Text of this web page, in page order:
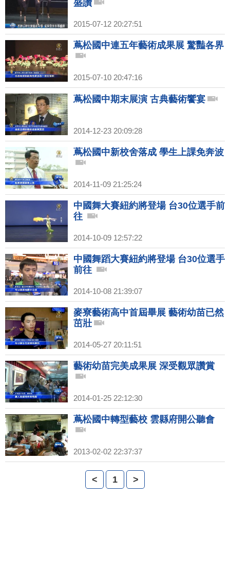
盛讚
2015-07-12 20:27:51
蔦松國中連五年藝術成果展 驚豔各界
2015-07-10 20:47:16
蔦松國中期末展演 古典藝術饗宴
2014-12-23 20:09:28
蔦松國中新校舍落成 學生上課免奔波
2014-11-09 21:25:24
中國舞大賽紐約將登場 台30位選手前
往
2014-10-09 12:57:22
中國舞蹈大賽紐約將登場 台30位選手
前往
2014-10-08 21:39:07
麥寮藝術高中首屆畢展 藝術幼苗已然
茁壯
2014-05-27 20:11:51
藝術幼苗完美成果展 深受觀眾讚賞
2014-01-25 22:12:30
蔦松國中轉型藝校 雲縣府開公聽會
2013-02-02 22:37:37
< 1 >